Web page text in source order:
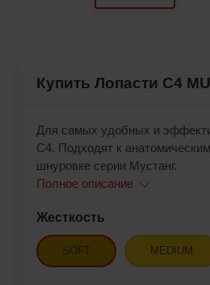
Купить Лопасти C4
Для самых удобных и
C4. Подходят к
шнуровке серии Мустанг.
Полное описание
Жесткость
SOFT MEDIUM